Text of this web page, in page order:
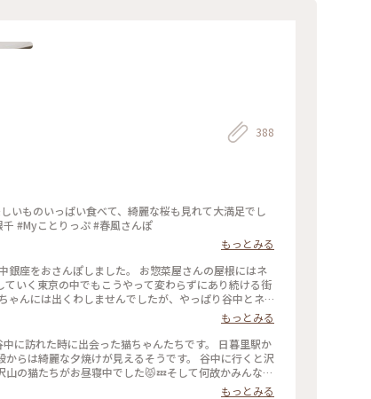
388
店街 #谷根千 #Myことりっぷ #春風さんぽ
もっとみる
銀座をおさんぽしました。 お惣菜屋さんの屋根にはネ
いく東京の中でもこうやって変わらずにあり続ける街
ゃんには出くわしませんでしたが、やっぱり谷中とネ
もあります。 (私が心底惹かれたのはたくさん並べら
た。 ・ ちょうどコロナが落ち着いていた頃のおさん
街でした。 #谷中銀座商店街 #谷中銀座 #谷中 #日暮里
もっとみる
な夕焼けが見えるそうです。 谷中に行くと沢
の猫たちがお昼寝中でした😾💤そして何故かみんな狭
ャンニャン」でした(*￣∇￣*) 古くてすみません🙏💦
もっとみる